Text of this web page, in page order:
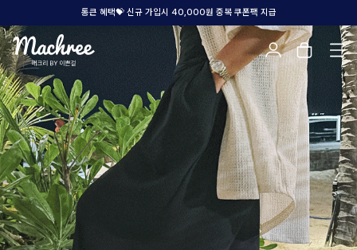
통큰 혜택💝 신규 가입시 40,000원 중복 쿠폰팩 지급